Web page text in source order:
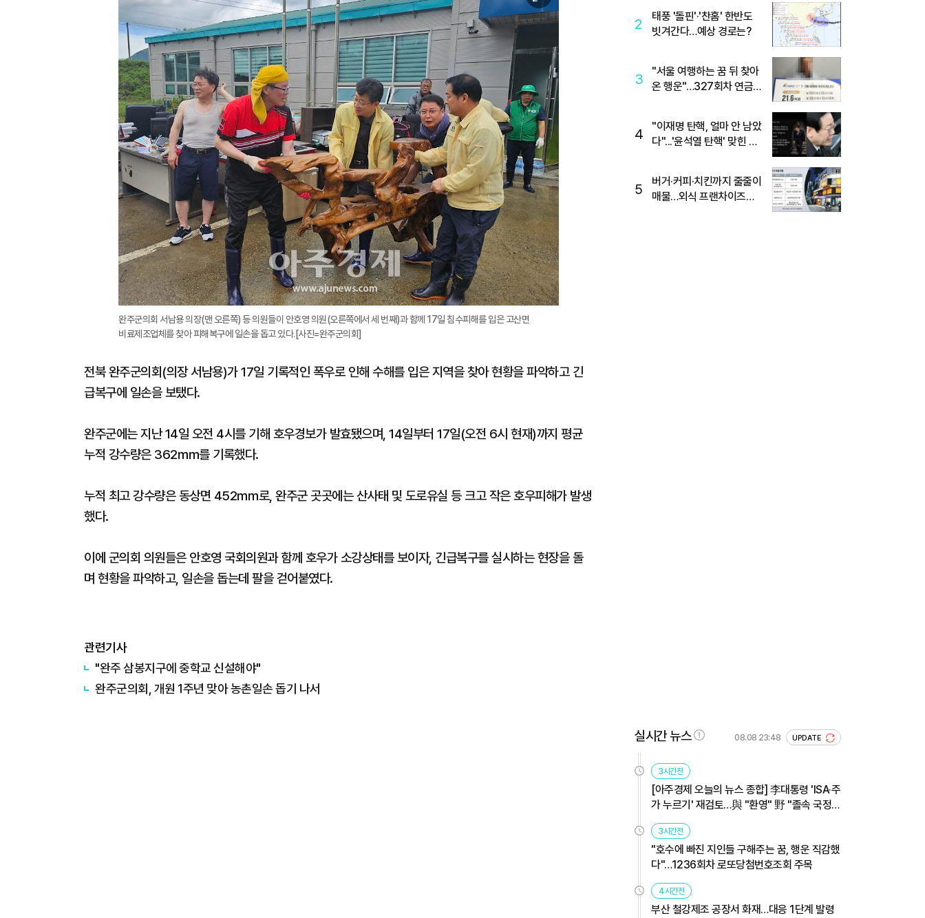
미
확
완주군의회 서남용 의장(맨 오른쪽) 등 의원들이 안호영 의원(오른쪽에서 세 번째)과 함께 17일 침수피해를 입은 고산면
비료제조업체를 찾아 피해복구에 일손을 돕고 있다.[사진=완주군의회]
전북 완주군의회(의장 서남용)가 17일 기록적인 폭우로 인해 수해를 입은 지역을 찾아 현황을 파악하고 긴
급복구에 일손을 보탰다.
완주군에는 지난 14일 오전 4시를 기해 호우경보가 발효됐으며, 14일부터 17일(오전 6시 현재)까지 평균
누적 강수량은 362㎜를 기록했다.
누적 최고 강수량은 동상면 452㎜로, 완주군 곳곳에는 산사태 및 도로유실 등 크고 작은 호우피해가 발생
했다.
이에 군의회 의원들은 안호영 국회의원과 함께 호우가 소강상태를 보이자, 긴급복구를 실시하는 현장을 돌
며 현황을 파악하고, 일손을 돕는데 팔을 걷어붙였다.
관련기사
"완주 삼봉지구에 중학교 신설해야"
완주군의회, 개원 1주년 맞아 농촌일손 돕기 나서
2
태풍 '돌핀'·'찬홈' 한반도
빗겨간다…예상 경로는?
3
"서울 여행하는 꿈 뒤 찾아
온 행운"…327회차 연금
4
"이재명 탄핵, 얼마 안 남았
다"...'윤석열 탄핵' 맞힌 무
5
버거·커피·치킨까지 줄줄이
매물…외식 프랜차이즈
실시간 뉴스 08.08 23:48 UPDATE
3시간전
[아주경제 오늘의 뉴스 종합] 李대통령 'ISA·주
가 누르기' 재검토…與 "환영" 野 "졸속 국정"
外
3시간전
"호수에 빠진 지인들 구해주는 꿈, 행운 직감했
다"…1236회차 로또당첨번호조회 주목
4시간전
부산 철강제조 공장서 화재…대응 1단계 발령